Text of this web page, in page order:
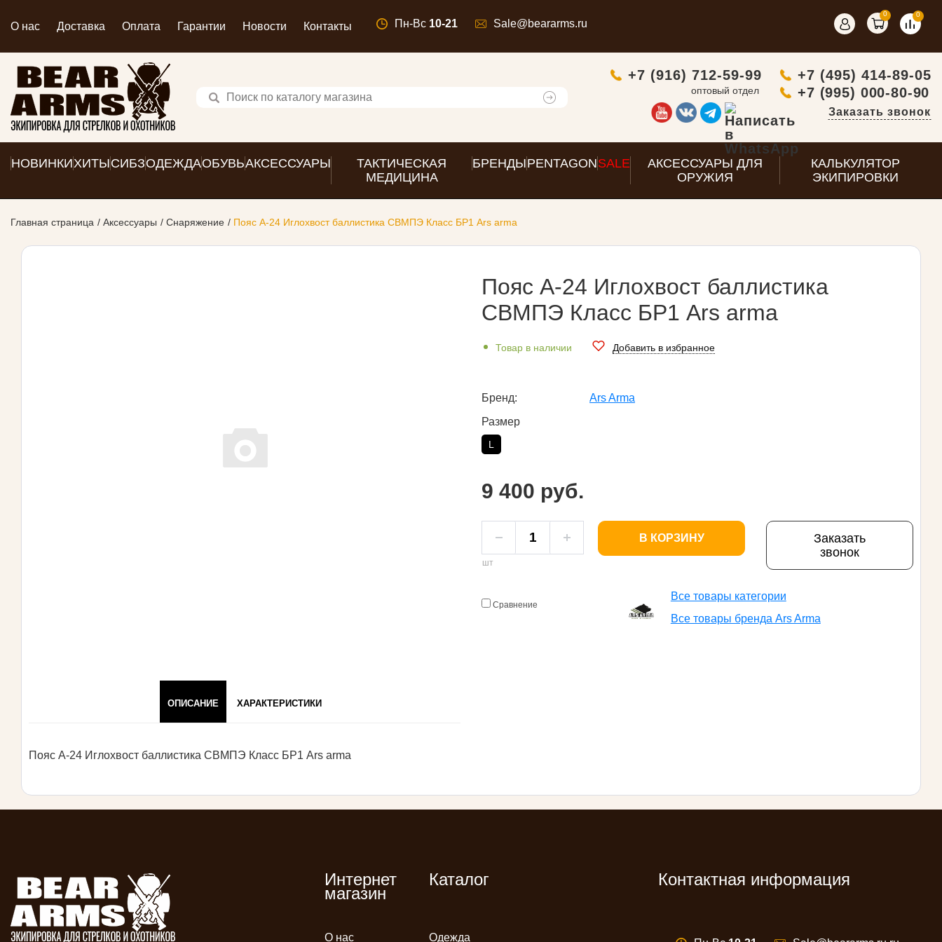
О нас Доставка Оплата Гарантии Новости Контакты Пн-Вс 10-21 Sale@beararms.ru
0 0
+7 (916) 712-59-99
оптовый отдел
+7 (495) 414-89-05
+7 (995) 000-80-90
Заказать звонок
НОВИНКИХИТЫСИБЗОДЕЖДАОБУВЬАКСЕССУАРЫ
ТАКТИЧЕСКАЯ
МЕДИЦИНА
БРЕНДЫPENTAGONSALE
АКСЕССУАРЫ ДЛЯ
ОРУЖИЯ
КАЛЬКУЛЯТОР
ЭКИПИРОВКИ
Главная страница Аксессуары Снаряжение Пояс А-24 Иглохвост баллистика СВМПЭ Класс БР1 Ars arma
Пояс А-24 Иглохвост баллистика
СВМПЭ Класс БР1 Ars arma
Товар в наличии Добавить в избранное
Бренд:
Ars Arma
Размер
L
9 400 руб.
шт
В КОРЗИНУ
Заказать
звонок
Сравнение
Все товары категории
Все товары бренда Ars Arma
ОПИСАНИЕ ХАРАКТЕРИСТИКИ
Пояс А-24 Иглохвост баллистика СВМПЭ Класс БР1 Ars arma
Интернет
магазин
О нас
Каталог
Одежда
Контактная информация